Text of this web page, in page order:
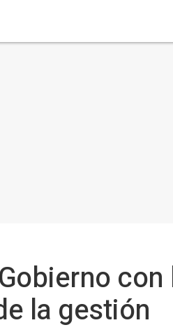
con
la gestión